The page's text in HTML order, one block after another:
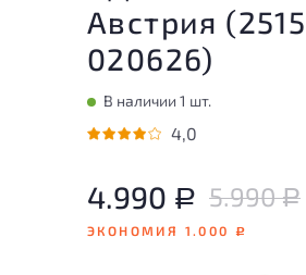
Австрия (
020626)
В наличии 1 шт.
4,0
4.990 Р 5.990Р
ЭКОНОМИЯ 1.000 Р